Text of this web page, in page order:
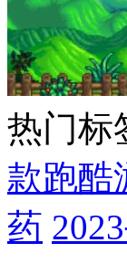
热门标
款跑酷
药